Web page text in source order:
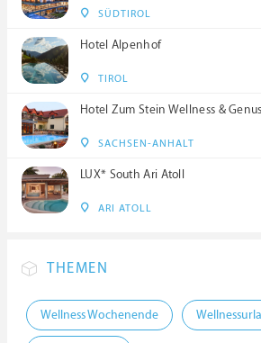
SÜDTIROL
Hotel Alpenhof
TIROL
Hotel Zum Stein Wellness &
SACHSEN-ANHALT
LUX* South Ari Atoll
ARI ATOLL
THEMEN
Wellness Wochenende